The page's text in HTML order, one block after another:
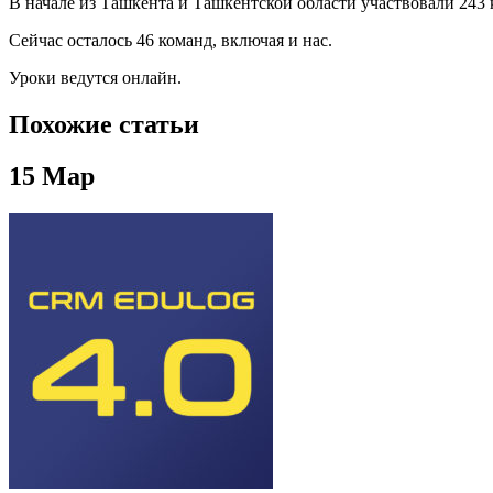
Сейчас осталось 46 команд, включая и нас.
Уроки ведутся онлайн.
Похожие статьи
15 Мар